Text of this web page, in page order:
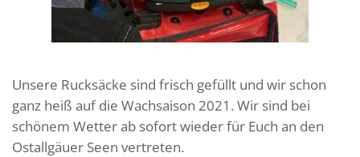
Unsere Rucksäcke sind frisch gefüllt und wir schon
ganz heiß auf die Wachsaison 2021. Wir sind bei
schönem Wetter ab sofort wieder für Euch an den
Ostallgäuer Seen vertreten.